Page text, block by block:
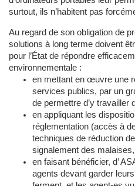
surtout, ils n’habitent pas
Au regard de son obligation de
solutions à long terme doivent
pour l’État de répondre
environnementale :
en mettant en œuvre une
services publics, par un
de permettre d’y travailler
en appliquant les
réglementation (accès à
techniques de réduction
signalement des
en faisant bénéficier, d’
agents devant garder